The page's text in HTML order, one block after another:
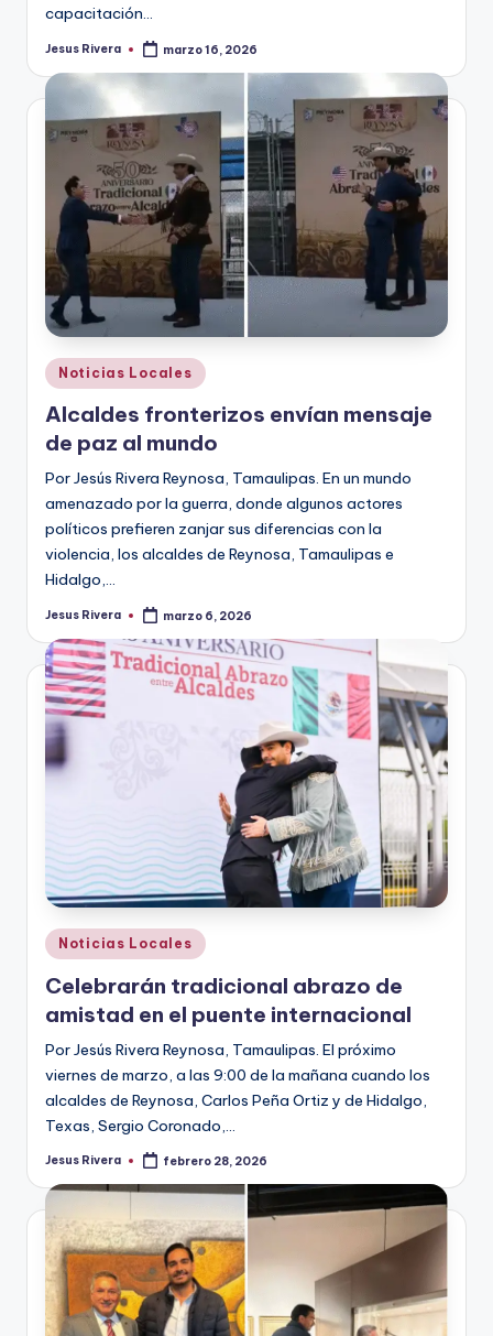
capacitación…
Publicado
Jesus Rivera marzo 16, 2026
Publicado
en
Noticias Locales
Alcaldes fronterizos envían mensaje
de paz al mundo
Por Jesús Rivera Reynosa, Tamaulipas. En un mundo
amenazado por la guerra, donde algunos actores
políticos prefieren zanjar sus diferencias con la
violencia, los alcaldes de Reynosa, Tamaulipas e
Hidalgo,…
Publicado
Jesus Rivera marzo 6, 2026
Publicado
en
Noticias Locales
Celebrarán tradicional abrazo de
amistad en el puente internacional
Por Jesús Rivera Reynosa, Tamaulipas. El próximo
viernes de marzo, a las 9:00 de la mañana cuando los
alcaldes de Reynosa, Carlos Peña Ortiz y de Hidalgo,
Texas, Sergio Coronado,…
Publicado
Jesus Rivera febrero 28, 2026